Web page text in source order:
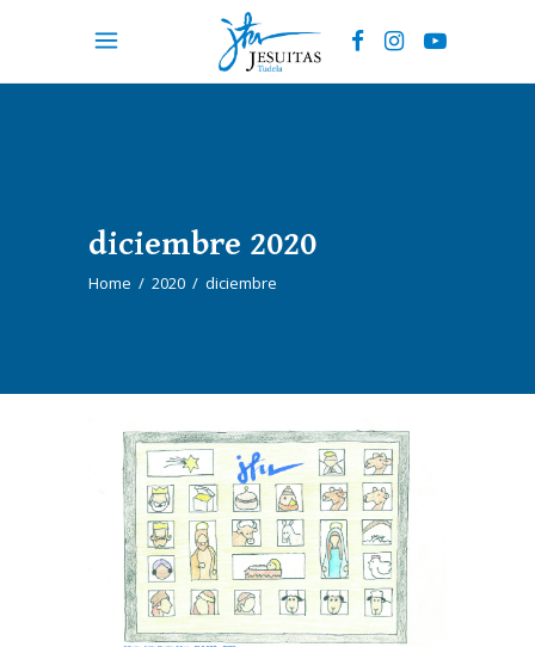
diciembre 2020
Home / 2020 / diciembre